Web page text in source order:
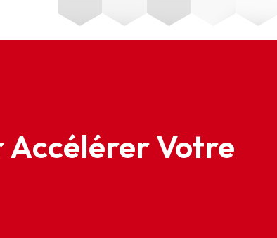
Accélérer Votre